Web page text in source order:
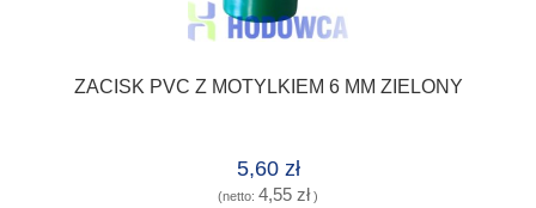
ZACISK PVC Z MOTYLKIEM 6 MM ZIELONY
5,60 zł
(netto: 4,55 zł)